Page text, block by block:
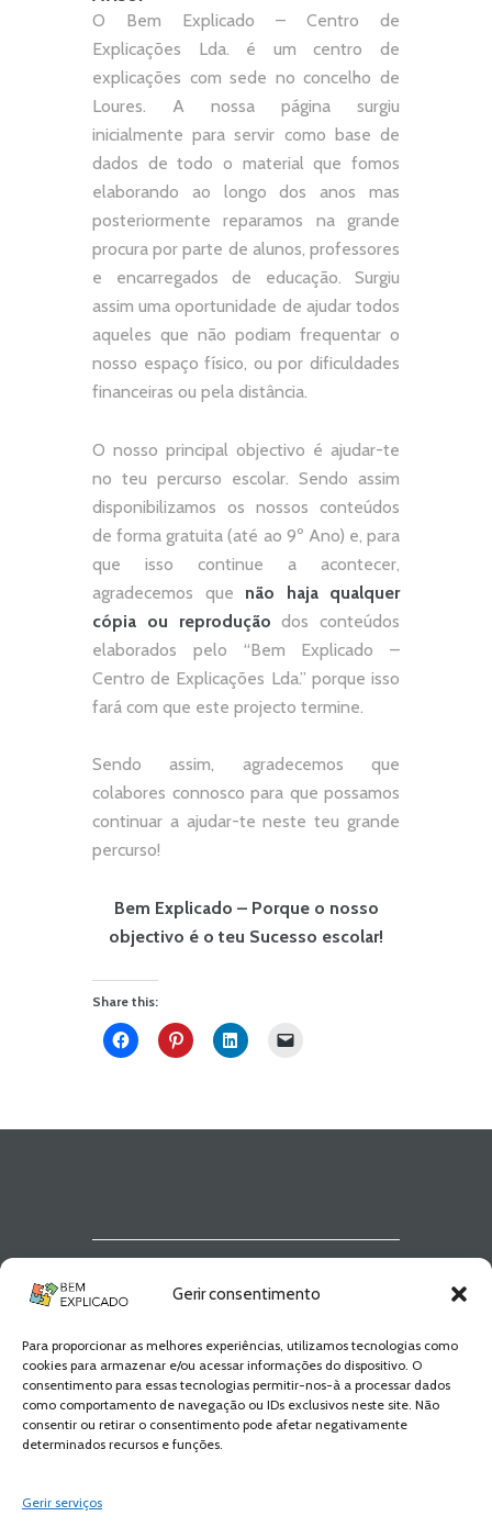
Gerir consentimento
Para proporcionar as melhores experiências, utilizamos tecnologias como
cookies para armazenar e/ou acessar informações do dispositivo. O
consentimento para essas tecnologias permitir-nos-à a processar dados
como comportamento de navegação ou IDs exclusivos neste site. Não
consentir ou retirar o consentimento pode afetar negativamente
determinados recursos e funções.
Gerir serviços
O Bem Explicado – Centro de
Explicações Lda. é um centro de
explicações com sede no concelho de
Loures. A nossa página surgiu
inicialmente para servir como base de
dados de todo o material que fomos
elaborando ao longo dos anos mas
posteriormente reparamos na grande
procura por parte de alunos, professores
e encarregados de educação. Surgiu
assim uma oportunidade de ajudar todos
aqueles que não podiam frequentar o
nosso espaço físico, ou por dificuldades
financeiras ou pela distância.
O nosso principal objectivo é ajudar-te
no teu percurso escolar. Sendo assim
disponibilizamos os nossos conteúdos
de forma gratuita (até ao 9º Ano) e, para
que isso continue a acontecer,
agradecemos que não
haja qualquer
cópia ou reprodução dos conteúdos
elaborados pelo “Bem Explicado –
Centro de Explicações Lda.” porque isso
fará com que este projecto termine.
Sendo assim, agradecemos que
colabores connosco para que possamos
continuar a ajudar-te neste teu grande
percurso!
Bem Explicado – Porque o nosso
objectivo é o teu Sucesso escolar!
Share this:
Explicado
Fica a par de todas as novidades! Zero
Spam, apenas novidades e novos
conteúdos!